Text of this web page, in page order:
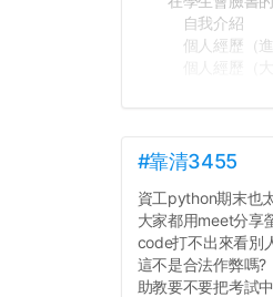
自我介紹
個人經歷（進
#靠清3455
資工python期末也
大家都用meet分享
code打不出來看別
這不是合法作弊嗎?
助教要不要把考試